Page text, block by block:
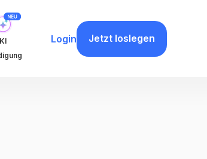
KI
Login Jetzt loslegen